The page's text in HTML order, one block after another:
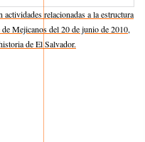
relacionadas a la estructura
Mejicanos del 20 de junio de 2010,
de El Salvador.